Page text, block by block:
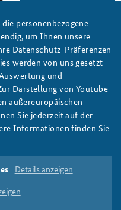
der Bedrohung
„Zusammenarbeit von
24. September 2015
und Wirtschaft in Krisen
personenbezogene
um Ihnen unsere
Datenschutz-Präferenzen
werden von uns gesetzt
und
Darstellung von Youtube-
außereuropäischen
Sie jederzeit auf der
Informationen finden Sie
Details anzeigen